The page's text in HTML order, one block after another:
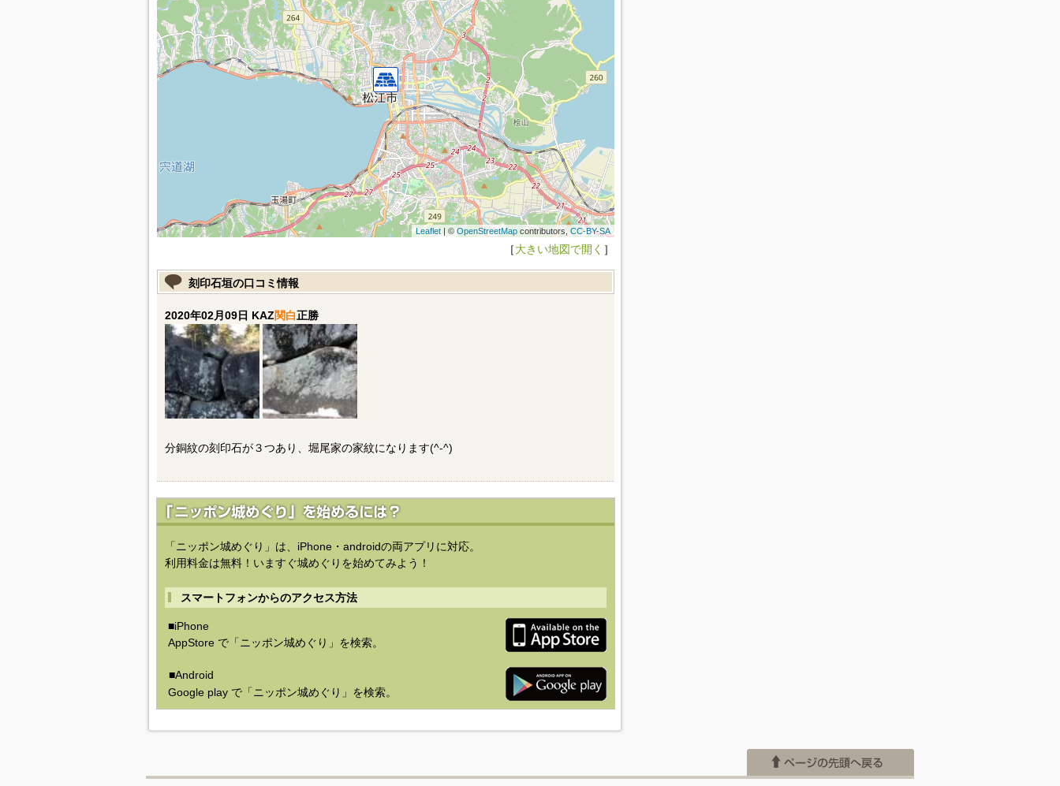
Leaflet| © OpenStreetMapcontributors, CC-BY-SA
［大きい地図で開く ］
刻印石垣の口コミ情報
2020年02月09日 KAZ関白正勝
分銅紋の刻印石が３つあり、堀尾家の家紋になります(^-^)
「ニッポン城めぐり」は、iPhone・androidの両アプリに対応。
利用料金は無料！いますぐ城めぐりを始めてみよう！
スマートフォンからのアクセス方法
■iPhone
AppStore で「ニッポン城めぐり」を検索。
■Android
Google play で「ニッポン城めぐり」を検索。